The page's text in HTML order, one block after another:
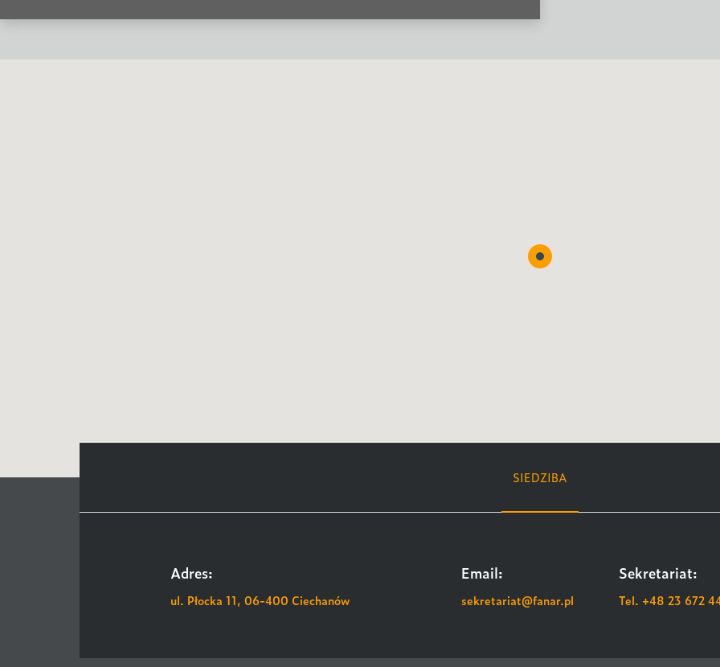
SIEDZIBA
Adres:
ul. Płocka 11, 06-400 Ciechanów
Email:
sekretariat@fanar.pl
Sekretariat:
Tel. +48 23 672